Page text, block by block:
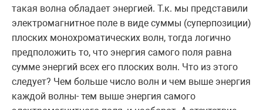
такая волна обладает энергией. Т.к. мы представили
электромагнитное поле в виде суммы (суперпозиции)
плоских монохроматических волн, тогда логично
предположить то, что энергия самого поля равна
сумме энергий всех его плоских волн. Что из этого
следует? Чем больше число волн и чем выше энергия
каждой волны- тем выше энергия самого